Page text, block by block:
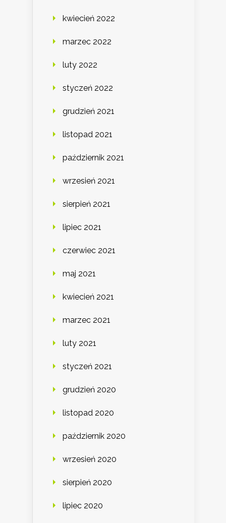
kwiecień 2022
marzec 2022
luty 2022
styczeń 2022
grudzień 2021
listopad 2021
październik 2021
wrzesień 2021
sierpień 2021
lipiec 2021
czerwiec 2021
maj 2021
kwiecień 2021
marzec 2021
luty 2021
styczeń 2021
grudzień 2020
listopad 2020
październik 2020
wrzesień 2020
sierpień 2020
lipiec 2020